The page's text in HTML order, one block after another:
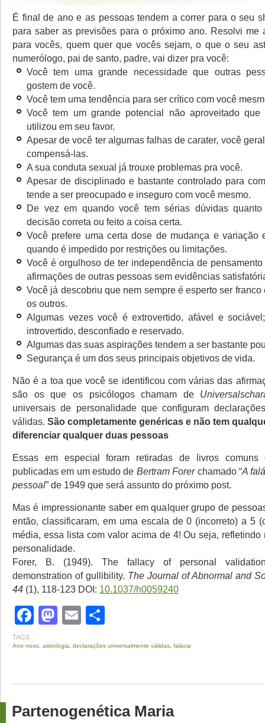
É final de ano e as pessoas tendem a correr para o seu
para saber as previsões para o próximo ano. Resolvi me
para vocês, quem quer que vocês sejam, o que o seu
numerólogo, pai de santo, padre, vai dizer pra você:
Você tem uma grande necessidade que outras
gostem de você.
Você tem uma tendência para ser crítico com você
Você tem um grande potencial não aproveitado
utilizou em seu favor.
Apesar de você ter algumas falhas de carater, você
compensá-las.
A sua conduta sexual já trouxe problemas pra você.
Apesar de disciplinado e bastante controlado para
tende a ser preocupado e inseguro com você mesmo.
De vez em quando você tem sérias dúvidas
decisão correta ou feito a coisa certa.
Você prefere uma certa dose de mudança e variação
quando é impedido por restrições ou limitações.
Você é orgulhoso de ter independência de
afirmações de outras pessoas sem evidências
Você já descobriu que nem sempre é esperto ser franco
os outros.
Algumas vezes você é extrovertido, afável e
introvertido, desconfiado e reservado.
Algumas das suas aspirações tendem a ser bastante
Segurança é um dos seus principais objetivos de vida.
Não é a toa que você se identificou com várias das
são os que os psicólogos chamam de
universais de personalidade que configuram
válidas. São completamente genéricas e não tem
diferenciar qualquer duas pessoas
Essas em especial foram retiradas de livros comuns
publicadas em um estudo de Bertram Forerchamado “A
pessoal” de 1949 que será assunto do próximo post.
Mas é impressionante saber em qualquer grupo de
então, classificaram, em uma escala de 0 (incorreto) a 5
média, essa lista com valor acima de 4! Ou seja, refletindo
personalidade.
Forer, B. (1949). The fallacy of personal
demonstration of gullibility. The Journal of Abnormal and
44 (1), 118-123 DOI: 10.1037/h0059240
Facebook
Mastodon
Email
TAGS
Ano novo astrologia declarações universalmente válidas falácia
Partenogenética Maria